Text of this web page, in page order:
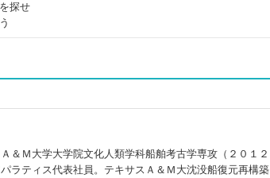
探せ
＆Ｍ大学大学院文化人類学科船舶考古学専攻（２０１２
ラティス代表社員。テキサスＡ＆Ｍ大沈没船復元再構築